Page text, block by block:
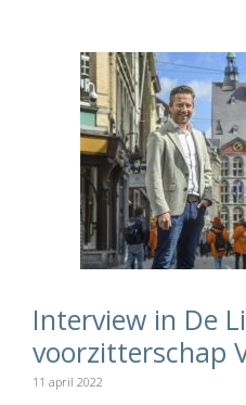
Interview in De
voorzitterschap
11 april 2022